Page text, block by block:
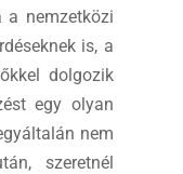
nemzetközi
is, a
dolgozik
egy olyan
nem
szeretnél